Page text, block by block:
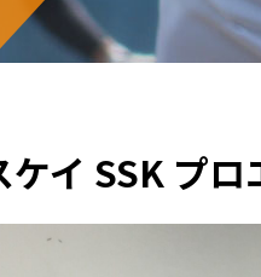
ケイ SSK プ